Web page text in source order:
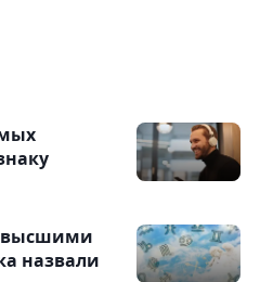
назвали